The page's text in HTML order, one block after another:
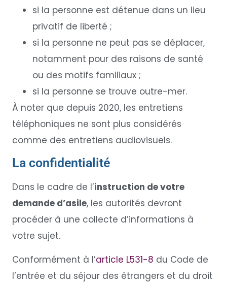
si la personne est détenue dans un lieu
privatif de liberté ;
si la personne ne peut pas se déplacer,
notamment pour des raisons de santé
ou des motifs familiaux ;
si la personne se trouve outre-mer.
À noter que depuis 2020, les entretiens
téléphoniques ne sont plus considérés
comme des entretiens audiovisuels.
La confidentialité
Dans le cadre de l’instruction de votre
demande d’asile, les autorités devront
procéder à une collecte d’informations à
votre sujet.
Conformément à l’article L531-8 du Code de
l’entrée et du séjour des étrangers et du droit